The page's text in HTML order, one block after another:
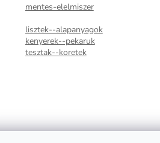
mentes-elelmiszer
lisztek--alapanyagok
kenyerek--pekaruk
tesztak--koretek